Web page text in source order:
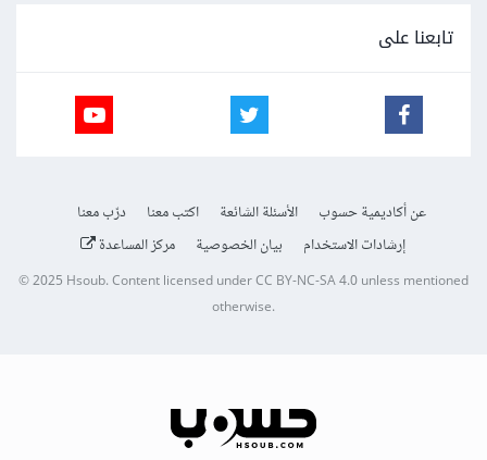
تابعنا على
عن أكاديمية حسوب الأسئلة الشائعة اكتب معنا
درّب معنا
إرشادات الاستخدام
بيان الخصوصية مركز المساعدة
© 2025Hsoub.Content licensed underCC BY-NC-SA 4.0unless mentioned
otherwise.